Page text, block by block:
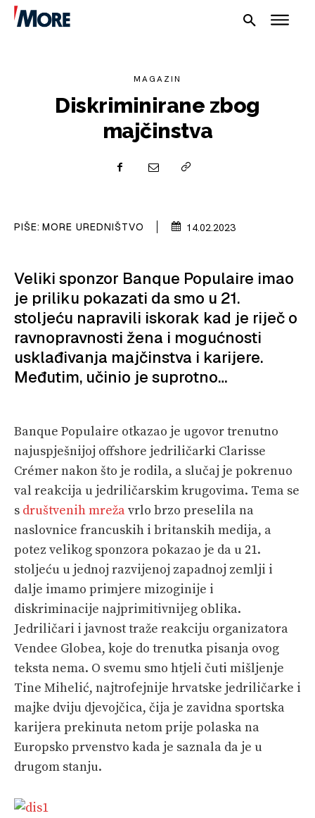
SPIZA
VELIKE PRIČE
PRETPLATA
SHOP
MAGAZIN
Diskriminirane zbog
majčinstva
PIŠE: MORE UREDNIŠTVO 14.02.2023
Veliki sponzor Banque Populaire imao
je priliku pokazati da smo u 21.
stoljeću napravili iskorak kad je riječ o
ravnopravnosti žena i mogućnosti
usklađivanja majčinstva i karijere.
Međutim, učinio je suprotno…
Banque Populaire otkazao je ugovor trenutno
najuspješnijoj offshore jedriličarki Clarisse
Crémer nakon što je rodila, a slučaj je pokrenuo
val reakcija u jedriličarskim krugovima. Tema se
s društvenih mrežavrlo brzo preselila na
naslovnice francuskih i britanskih medija, a
potez velikog sponzora pokazao je da u 21.
stoljeću u jednoj razvijenoj zapadnoj zemlji i
dalje imamo primjere mizoginije i
diskriminacije najprimitivnijeg oblika.
Jedriličari i javnost traže reakciju organizatora
Vendee Globea, koje do trenutka pisanja ovog
teksta nema. O svemu smo htjeli čuti mišljenje
Tine Mihelić, najtrofejnije hrvatske jedriličarke i
majke dviju djevojčica, čija je zavidna sportska
karijera prekinuta netom prije polaska na
Europsko prvenstvo kada je saznala da je u
drugom stanju.